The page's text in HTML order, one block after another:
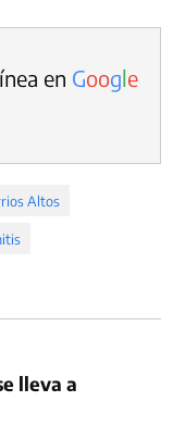
en Google
Altos
lleva a